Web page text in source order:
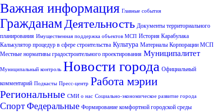
Важная информация Главные события
Гражданам Деятельность Документы территориального
планирования Имущественная поддержка объектов МСП История Карабулака
Калькулятор процедур в сфере строительства Культура Материалы Корпорации МСП
Местные нормативы градостроительного проектирования Муниципалитет
Муниципальный контроль Новости города Официальный
комментарий Подкасты Пресс-центр Работа мэрии
Региональные СМИ о нас Социально-экономическое развитие города
СпортФедеральные Формирование комфортной городской среды